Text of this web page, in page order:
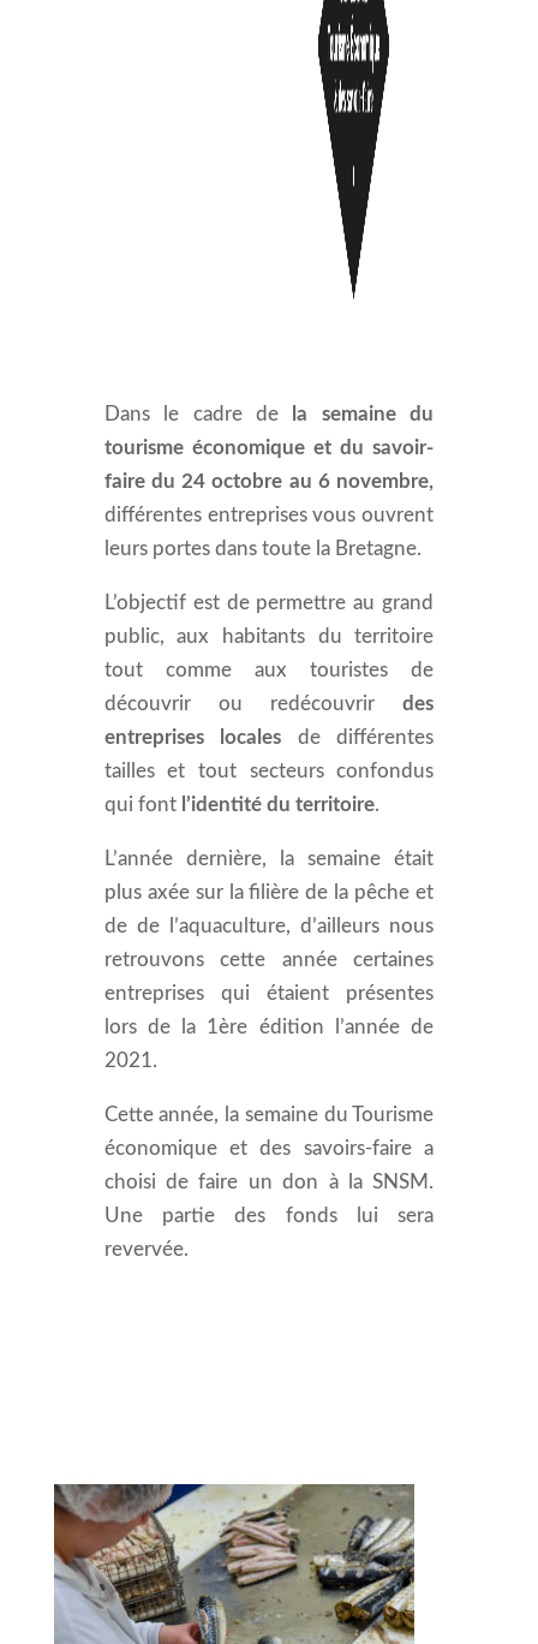
Dans le cadre de
la semaine du
tourisme économique et du savoir-
faire du 24 octobre au 6 novembre,
différentes entreprises vous ouvrent
leurs portes dans toute la Bretagne.
L’objectif est de permettre au grand
public, aux habitants du territoire
tout comme aux touristes de
découvrir ou redécouvrirdes
entreprises locales de différentes
tailles et tout secteurs confondus
qui font l’identité du territoire.
L’année dernière, la semaine était
plus axée sur la filière de la pêche et
de de l’aquaculture, d’ailleurs nous
retrouvons cette année certaines
entreprises qui étaient présentes
lors de la 1ère édition l’année de
2021.
Cette année, la semaine du Tourisme
économique et des savoirs-faire a
choisi de faire un don à la SNSM.
Une partie des fonds lui sera
revervée.